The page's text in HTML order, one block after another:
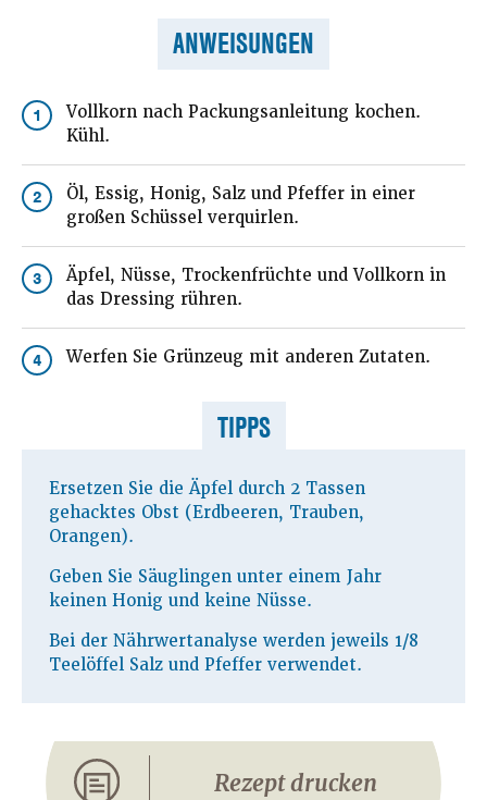
ANWEISUNGEN
1
Vollkorn nach Packungsanleitung kochen.
Kühl.
2
Öl, Essig, Honig, Salz und Pfeffer in einer
großen Schüssel verquirlen.
3
Äpfel, Nüsse, Trockenfrüchte und Vollkorn in
das Dressing rühren.
4 Werfen Sie Grünzeug mit anderen Zutaten.
TIPPS
Ersetzen Sie die Äpfel durch 2 Tassen
gehacktes Obst (Erdbeeren, Trauben,
Orangen).
Geben Sie Säuglingen unter einem Jahr
keinen Honig und keine Nüsse.
Bei der Nährwertanalyse werden jeweils 1/8
Teelöffel Salz und Pfeffer verwendet.
Rezept drucken